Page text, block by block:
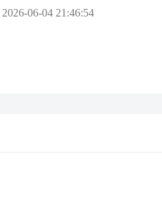
2026-06-04 21:46:54